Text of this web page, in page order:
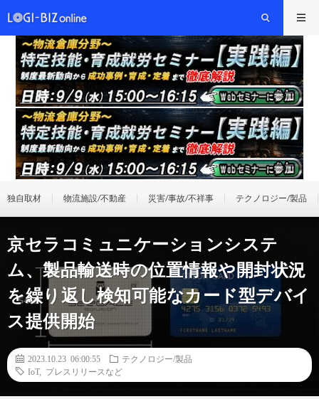
独自取材 物流施設/不動産 災害/事故/不祥事 テクノロジー/製品
京セラコミュニケーションシステ
ム、製品輸送時の位置情報や開封状況
を繰り返し検知可能なカード型デバイ
ス提供開始
2023.10.23 06:00:55
テクノロジー/製品
IoT, プレスリリースなど